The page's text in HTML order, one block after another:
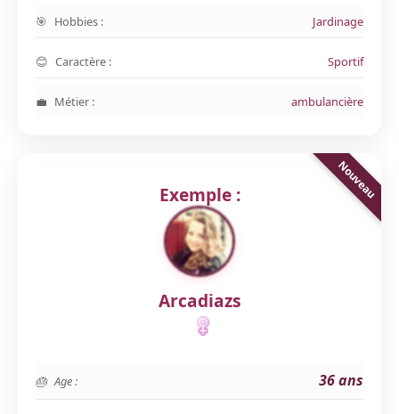
Hobbies : Jardinage
Caractère : Sportif
Métier : ambulancière
Exemple :
Arcadiazs
Age : 36 ans